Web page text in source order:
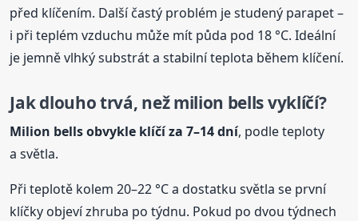
před klíčením. Další častý problém je studený parapet –
i při teplém vzduchu může mít půda pod 18 °C. Ideální
je jemně vlhký substrát a stabilní teplota během klíčení.
Jak dlouho trvá, než milion bellsvyklíčí?
Milion bellsobvykle klíčí za 7–14 dní, podle teploty
a světla.
Při teplotě kolem 20–22 °C a dostatku světla se první
klíčky objeví zhruba po týdnu. Pokud po dvou týdnech